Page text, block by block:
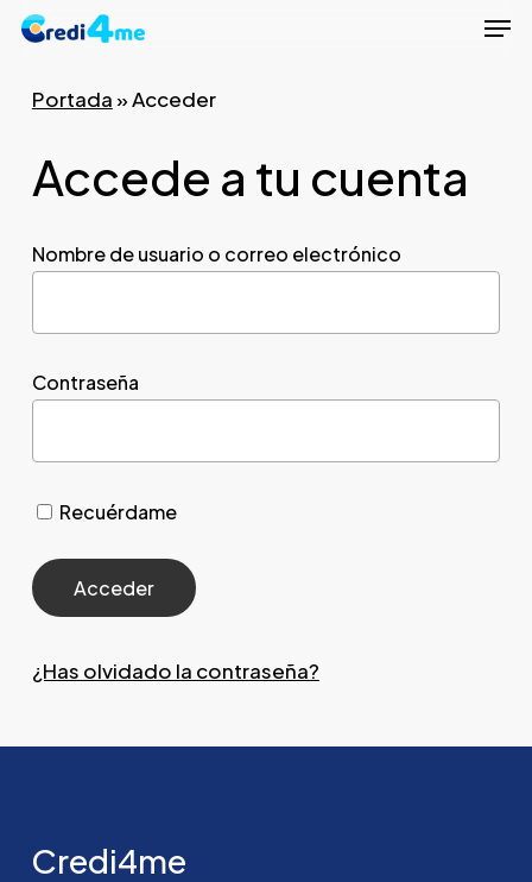
Skip
mainPortada»Acceder
Accede a tu cuenta
Nombre de usuario o correo electrónico
Contraseña
Recuérdame
¿Has olvidado la contraseña?
Credi4me